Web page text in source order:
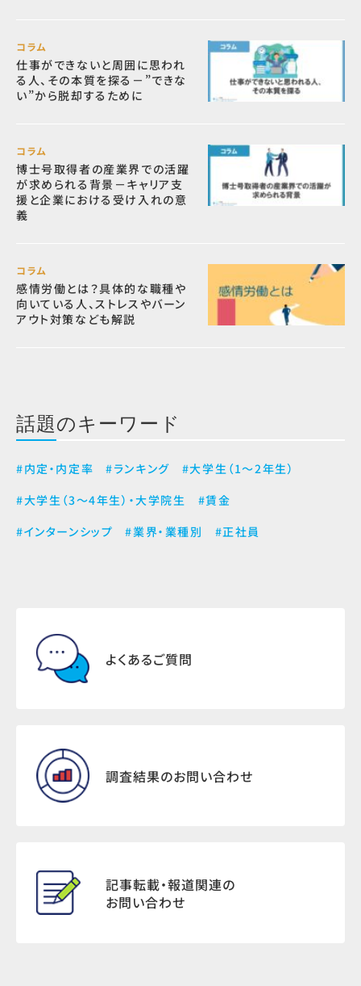
コラム
仕事ができないと周囲に思われ
る人、その本質を探る－”できな
い”から脱却するために
コラム
博士号取得者の産業界での活躍
が求められる背景－キャリア支
援と企業における受け入れの意
義
コラム
感情労働とは？具体的な職種や
向いている人、ストレスやバーン
アウト対策なども解説
話題のキーワード
#内定・内定率 #ランキング
#大学生（1～2年生）
#大学生（3～4年生）・大学院生
#賃金
#インターンシップ
#業界・業種別 #正社員
よくあるご質問
調査結果のお問い合わせ
記事転載・報道関連の
お問い合わせ